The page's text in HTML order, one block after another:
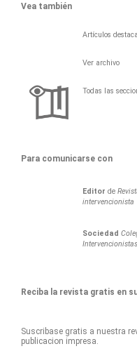
Vea también
Artículos
Ver archivo
Todas las
Para comunicarse con
Editor de
intervencionista
Sociedad
Intervencionistas
Reciba la revista gratis en
Suscribase gratis a nuestra
publicacion impresa.